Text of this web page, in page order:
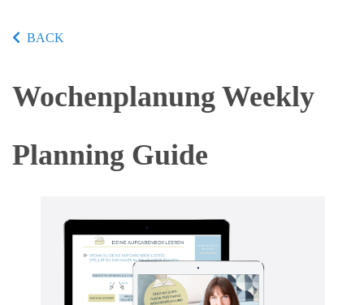
BACK
Wochenplanung Weekly
Planning Guide